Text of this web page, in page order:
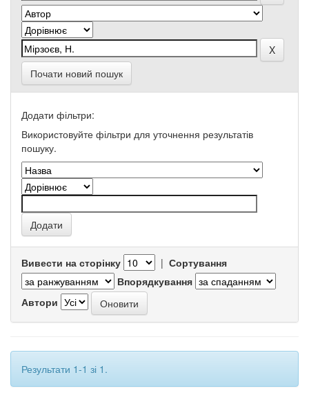
Почати новий пошук
Додати фільтри:
Використовуйте фільтри для уточнення результатів
пошуку.
Вивести на сторінку | Сортування
Впорядкування
Автори
Результати 1-1 зі 1.